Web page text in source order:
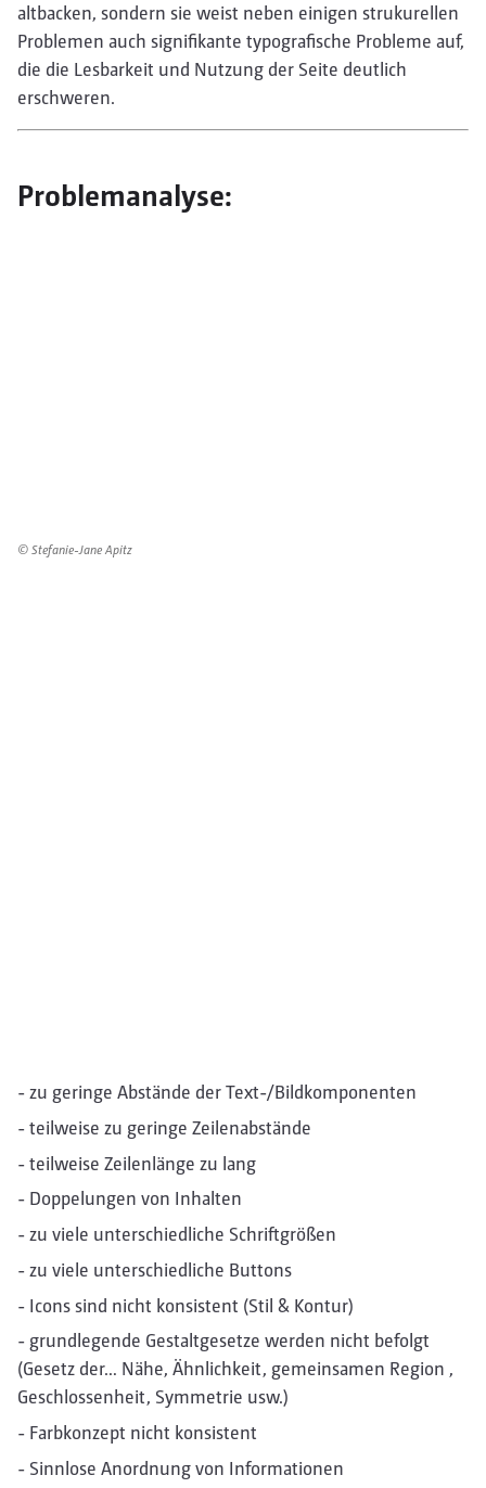
altbacken, sondern sie weist neben einigen strukurellen
Problemen auch signifikante typografische Probleme auf,
die die Lesbarkeit und Nutzung der Seite deutlich
erschweren.
Problemanalyse:
© Stefanie-Jane Apitz
- zu geringe Abstände der Text-/Bildkomponenten
- teilweise zu geringe Zeilenabstände
- teilweise Zeilenlänge zu lang
- Doppelungen von Inhalten
- zu viele unterschiedliche Schriftgrößen
- zu viele unterschiedliche Buttons
- Icons sind nicht konsistent (Stil & Kontur)
- grundlegende Gestaltgesetze werden nicht befolgt
(Gesetz der… Nähe, Ähnlichkeit, gemeinsamen Region ,
Geschlossenheit, Symmetrie usw.)
- Farbkonzept nicht konsistent
- Sinnlose Anordnung von Informationen